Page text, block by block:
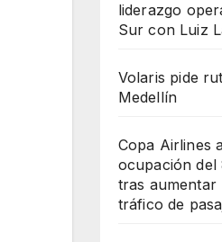
liderazgo
Sur con Luiz
Volaris pide
Medellín
Copa Airlines
ocupación
tras aumentar
tráfico de